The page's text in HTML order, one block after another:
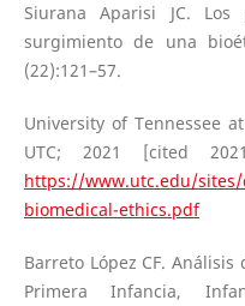
Siurana Aparisi JC.
surgimiento de una
(22):121–57.
University of Tennessee
UTC; 2021 [cited
https://www.utc.edu/
biomedical-ethics.pdf
Barreto López CF.
Primera Infancia,